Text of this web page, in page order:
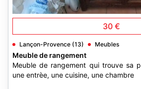
30 €
Lançon-Provence (13) Meubles
Meuble de rangement
Meuble de rangement qui trouve sa
une entrèe, une cuisine, une chambre